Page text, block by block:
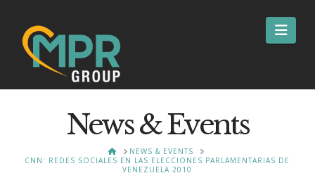
News & Events
HOMENEWS & EVENTS
CNN: REDES SOCIALES EN LAS ELECCIONES PARLAMENTARIAS DE
VENEZUELA 2010